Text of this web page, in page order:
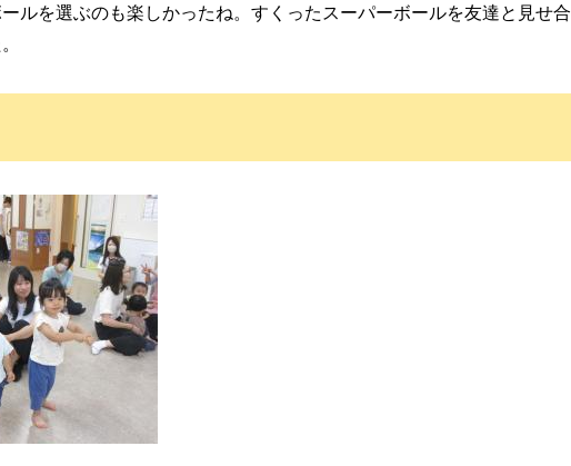
ルを選ぶのも楽しかったね。すくったスーパーボールを友達と見せ合